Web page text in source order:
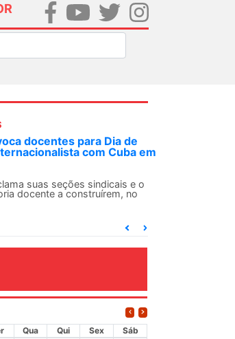
inédita, Justiça Federal condena
da ditadura por estupro
Criminal do Rio de Janeiro condenou o...
Qua Qui Sex
Sáb